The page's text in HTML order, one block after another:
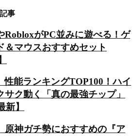
事
RobloxがPC並みに遊べる！ゲ
＆マウスおすすめセット
性能ランキングTOP100！ハイ
ク動く「真の最強チップ」
】
原神ガチ勢におすすめの『ア